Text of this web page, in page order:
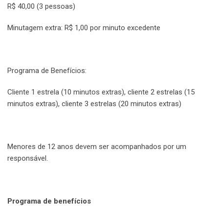
R$ 40,00 (3 pessoas)
Minutagem extra: R$ 1,00 por minuto excedente
Programa de Benefícios:
Cliente 1 estrela (10 minutos extras), cliente 2 estrelas (15
minutos extras), cliente 3 estrelas (20 minutos extras)
Menores de 12 anos devem ser acompanhados por um
responsável.
Programa de benefícios